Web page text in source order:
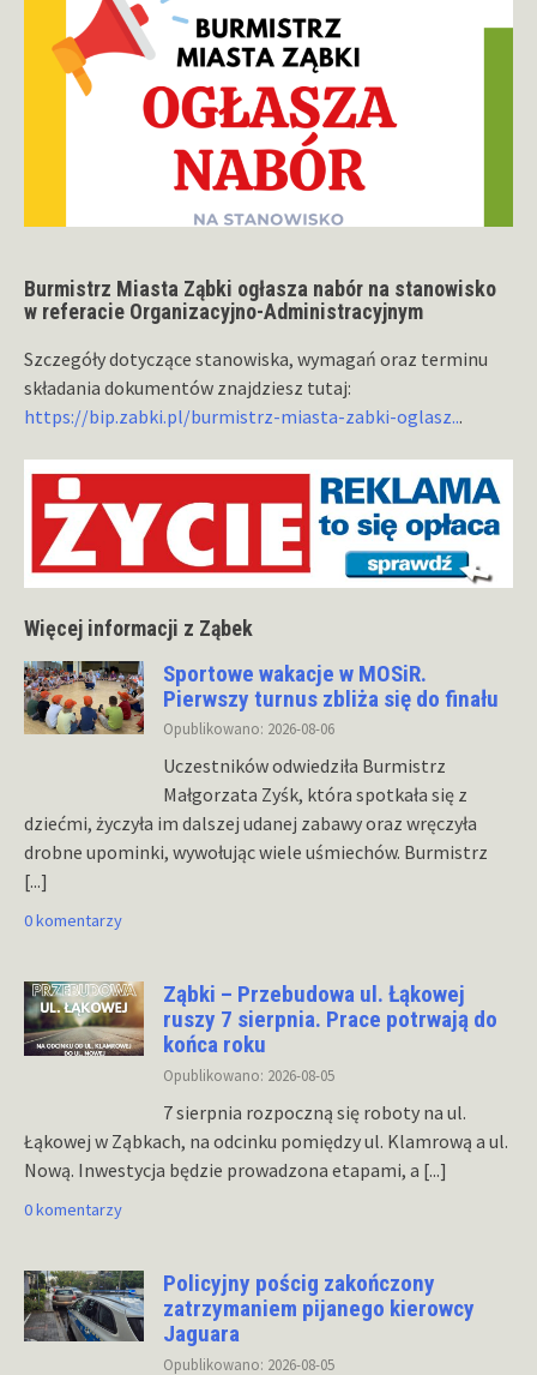
Burmistrz Miasta Ząbki ogłasza nabór na stanowisko
w referacie Organizacyjno-Administracyjnym
Szczegóły dotyczące stanowiska, wymagań oraz terminu
składania dokumentów znajdziesz tutaj:
https://bip.zabki.pl/burmistrz-miasta-zabki-oglasz...
Więcej informacji z Ząbek
Sportowe wakacje w MOSiR.
Pierwszy turnus zbliża się do finału
Opublikowano: 2026-08-06
Uczestników odwiedziła Burmistrz
Małgorzata Zyśk, która spotkała się z
dziećmi, życzyła im dalszej udanej zabawy oraz wręczyła
drobne upominki, wywołując wiele uśmiechów. Burmistrz
[...]
0 komentarzy
Ząbki – Przebudowa ul. Łąkowej
ruszy 7 sierpnia. Prace potrwają do
końca roku
Opublikowano: 2026-08-05
7 sierpnia rozpoczną się roboty na ul.
Łąkowej w Ząbkach, na odcinku pomiędzy ul. Klamrową a ul.
Nową. Inwestycja będzie prowadzona etapami, a [...]
0 komentarzy
Policyjny pościg zakończony
zatrzymaniem pijanego kierowcy
Jaguara
Opublikowano: 2026-08-05